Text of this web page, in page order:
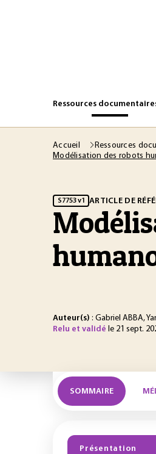
Ressources
Accueil Ressources
Modélisation des robots
S7753 v1 ARTICLE DE
Auteur(s) : Gabriel ABBA,
Relu et validé le 21 sept.
SOMMAIRE
Présentation